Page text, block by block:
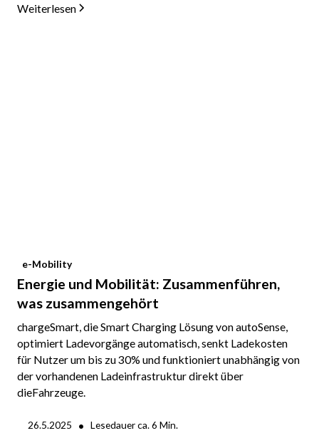
Weiterlesen
e-Mobility
Energie und Mobilität: Zusammenführen,
was zusammengehört
chargeSmart, die Smart Charging Lösung von autoSense,
optimiert Ladevorgänge automatisch, senkt Ladekosten
für Nutzer um bis zu 30% und funktioniert unabhängig von
der vorhandenen Ladeinfrastruktur direkt über
dieFahrzeuge.
26.5.2025 • Lesedauer ca.6 Min.